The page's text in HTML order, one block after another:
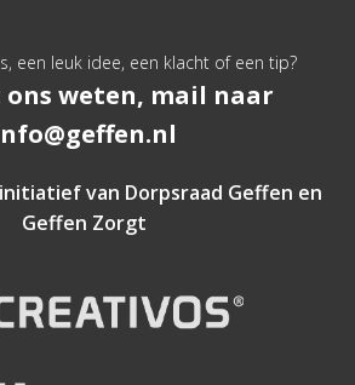
een leuk idee, een klacht of een tip?
weten, mail naar
van Dorpsraad Geffen en
Geffen Zorgt